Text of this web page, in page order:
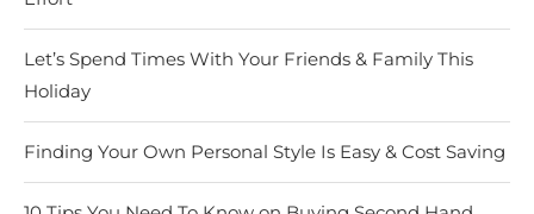
Let’s Spend Times With Your Friends & Family This
Holiday
Finding Your Own Personal Style Is Easy & Cost Saving